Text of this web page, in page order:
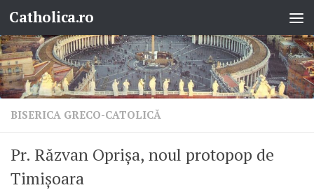
Skip to content
Catholica.ro
BISERICA GRECO-CATOLICĂ
Pr. Răzvan Oprișa, noul protopop de
Timișoara